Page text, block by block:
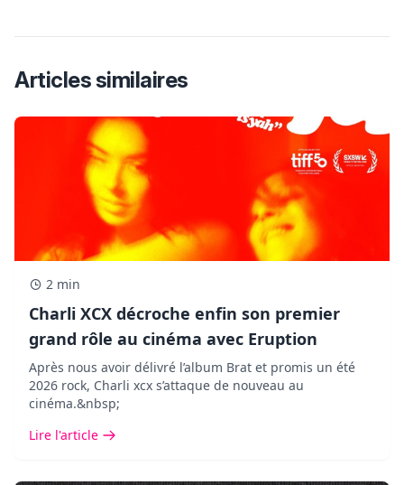
Articles similaires
2 min
Charli XCX décroche enfin son premier
grand rôle au cinéma avec Eruption
Après nous avoir délivré l’album Brat et promis un été
2026 rock, Charli xcx s’attaque de nouveau au
cinéma.&nbsp;
Lire l'article